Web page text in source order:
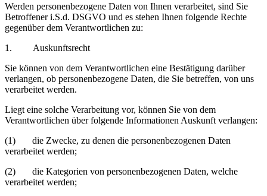
Werden personenbezogene Daten von Ihnen verarbeitet, sind Sie
Betroffener i.S.d. DSGVO und es stehen Ihnen folgende Rechte
gegenüber dem Verantwortlichen zu:
1. Auskunftsrecht
Sie können von dem Verantwortlichen eine Bestätigung darüber
verlangen, ob personenbezogene Daten, die Sie betreffen, von uns
verarbeitet werden.
Liegt eine solche Verarbeitung vor, können Sie von dem
Verantwortlichen über folgende Informationen Auskunft verlangen:
(1) die Zwecke, zu denen die personenbezogenen Daten
verarbeitet werden;
(2) die Kategorien von personenbezogenen Daten, welche
verarbeitet werden;